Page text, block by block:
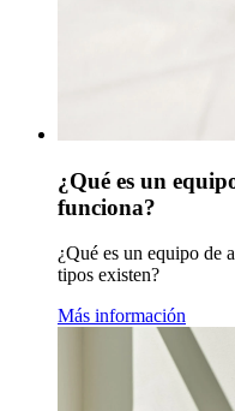
¿Qué es un
funciona?
¿Qué es un equipo de
tipos existen?
Más información